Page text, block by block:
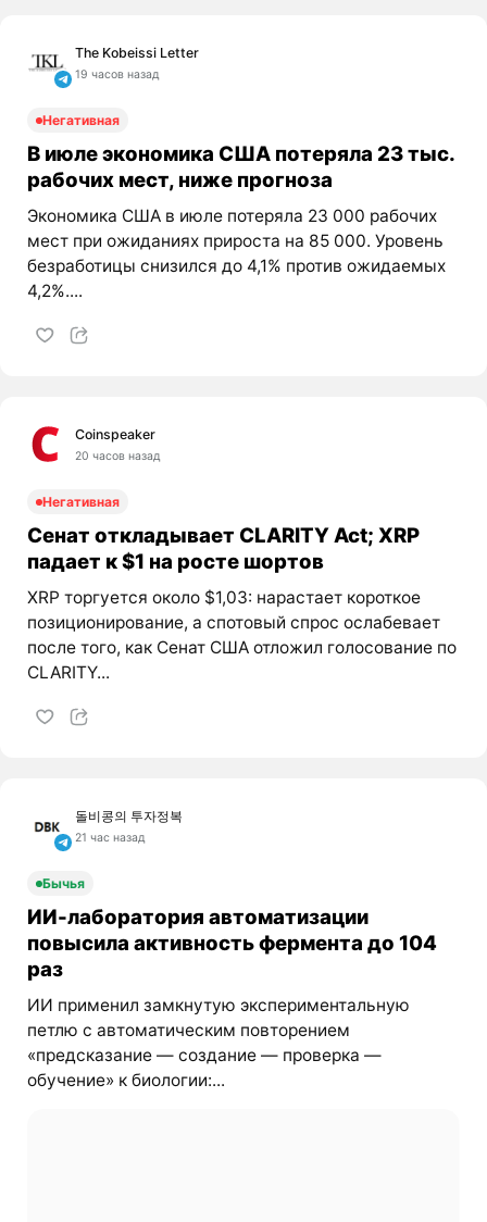
The Kobeissi Letter
19 часов назад
Негативная
В июле экономика США потеряла 23 тыс.
рабочих мест, ниже прогноза
Экономика США в июле потеряла 23 000 рабочих
мест при ожиданиях прироста на 85 000. Уровень
безработицы снизился до 4,1% против ожидаемых
4,2%....
Coinspeaker
20 часов назад
Негативная
Сенат откладывает CLARITY Act; XRP
падает к $1 на росте шортов
XRP торгуется около $1,03: нарастает короткое
позиционирование, а спотовый спрос ослабевает
после того, как Сенат США отложил голосование по
CLARITY...
돌비콩의 투자정복
21 час назад
Бычья
ИИ-лаборатория автоматизации
повысила активность фермента до 104
раз
ИИ применил замкнутую экспериментальную
петлю с автоматическим повторением
«предсказание — создание — проверка —
обучение» к биологии:...